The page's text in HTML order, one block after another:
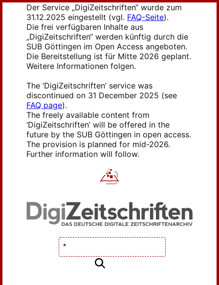
Der Service „DigiZeitschriften“ wurde zum
31.12.2025 eingestellt (vgl. FAQ-Seite).
Die frei verfügbaren Inhalte aus
„DigiZeitschriften“ werden künftig durch die
SUB Göttingen im Open Access angeboten.
Die Bereitstellung ist für Mitte 2026 geplant.
Weitere Informationen folgen.
The ‘DigiZeitschriften’ service was
discontinued on 31 December 2025 (see
FAQ page).
The freely available content from
‘DigiZeitschriften’ will be offered in the
future by the SUB Göttingen in open access.
The provision is planned for mid-2026.
Further information will follow.